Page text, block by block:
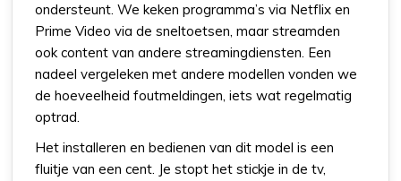
ondersteunt. We keken programma’s via Netflix en
Prime Video via de sneltoetsen, maar streamden
ook content van andere streamingdiensten. Een
nadeel vergeleken met andere modellen vonden we
de hoeveelheid foutmeldingen, iets wat regelmatig
optrad.
Het installeren en bedienen van dit model is een
fluitje van een cent. Je stopt het stickje in de tv,